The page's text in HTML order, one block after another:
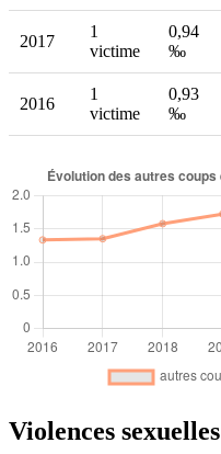
2017
1
victime
0,94
‰
2016
1
victime
0,93
‰
Violences sexuelles